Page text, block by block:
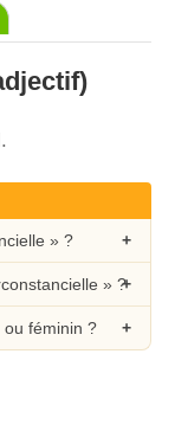
» ?
» ?
ou féminin ?